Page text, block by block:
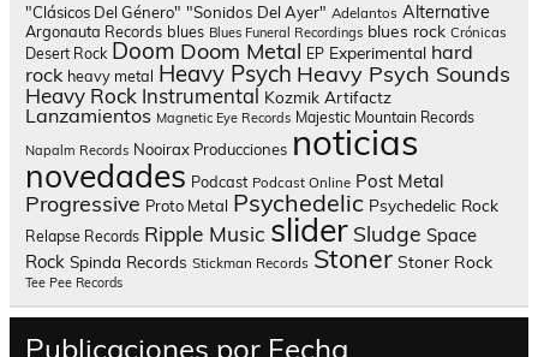
"Clásicos Del Género" "Sonidos Del Ayer" Adelantos Alternative
Argonauta Records blues Blues Funeral Recordings blues rock Crónicas
Desert Rock Doom Doom Metal EP Experimental hard
rock heavy metal Heavy Psych Heavy Psych Sounds
Heavy Rock Instrumental Kozmik Artifactz
Lanzamientos Magnetic Eye Records Majestic Mountain Records
Napalm Records Nooirax Producciones noticias
novedades Podcast Podcast Online Post Metal
Progressive Proto Metal Psychedelic Psychedelic Rock
Relapse Records Ripple Music slider Sludge Space
Rock Spinda Records Stickman Records Stoner Stoner Rock
Tee Pee Records
Publicaciones por Fecha